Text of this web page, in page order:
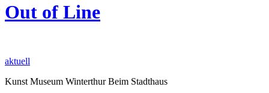
Out of Line
aktuell
Kunst Museum Winterthur Beim Stadthaus